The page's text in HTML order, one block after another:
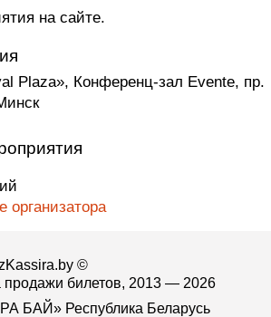
на сайте.
карту места проведения...
Plaza», Конференц-зал Evente, пр.
организатора
©
продажи билетов, 2013 — 2026
БАЙ» Республика Беларусь